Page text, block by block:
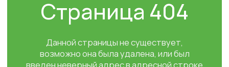
возможно она была удалена, или был
введен неверный адрес в адресной строке
На главную